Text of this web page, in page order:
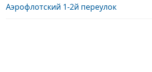
Аэрофлотский 1-2й переулок